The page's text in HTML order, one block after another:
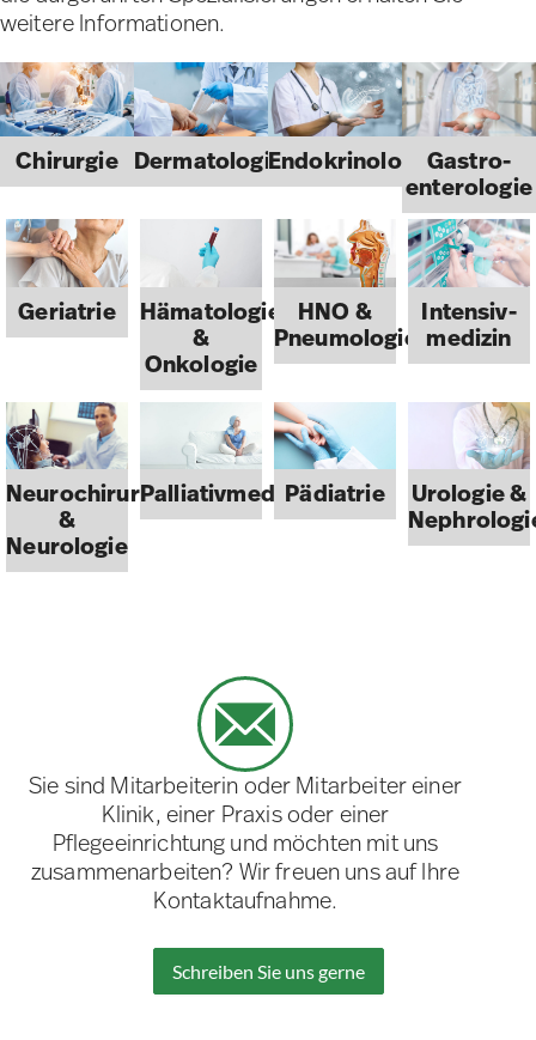
weitere Informationen.
Chirurgie DermatologieEndokrinologieGastro­
entero­logie
Geriatrie
Hämatologie
&
Onkologie
HNO &
Pneumologie
Intensiv­
medizin
Neurochirurgie
&
Neurologie
PalliativmedizinPädiatrie
Urologie &
Sie sind Mitarbeiterin oder Mitarbeiter einer
Klinik, einer Praxis oder einer
Pflegeeinrichtung und möchten mit uns
zusammenarbeiten? Wir freuen uns auf Ihre
Kontaktaufnahme.
Schreiben Sie uns gerne